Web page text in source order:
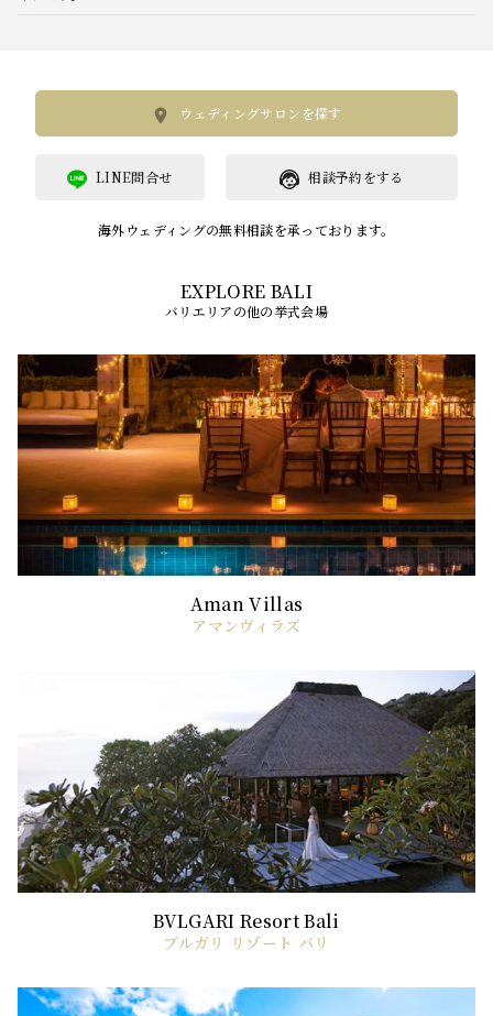
ウェディングサロンを探す
相談予約をする
LINE問合せ
海外ウェディングの無料相談を承っております。
バリエリアの他の挙式会場
アマンヴィラズ
ブルガリ リゾート バリ